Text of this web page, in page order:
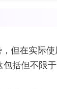
但在实际
括但不限于